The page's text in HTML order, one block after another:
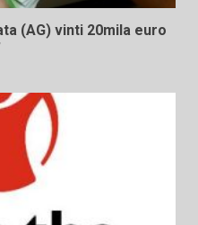
(AG) vinti 20mila euro